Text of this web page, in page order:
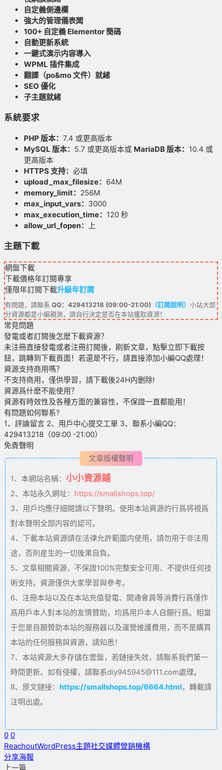
自定義側邊欄
強大的管理儀表闆
100+ 自定義 Elementor 簡碼
自動更新系統
一鍵式演示内容導入
WPML 插件集成
翻譯（po&mo 文件）就緒
SEO 優化
子主題就緒
系統要求
PHP 版本： 7.4 或更高版本
MySQL 版本： 5.7 或更高版本或 MariaDB 版本： 10.4 或
更高版本
HTTPS 支持： 必填
upload_max_filesize： 64M
memory_limit： 256M
max_input_vars： 3000
max_execution_time： 120 秒
allow_url_fopen：
上
主題下載
網盤下載
下載價格年訂閱專享
僅限年訂閱下載升級年訂閱
有問題，請聯系 QQ：429413218 (09:00-21:00) （訂閱說明） 小站大部
分資源都是小編親測，請自行決定是否在本站獲取資源！
常見問題
發電或者訂閱後怎麽下載資源？
未注冊直接發電或者注冊訂閱後，刷新文章，點擊立即下載按
鈕，跳轉到下載頁面！若還是不行，請直接添加小編QQ處理！
資源支持商用嗎？
不支持商用，僅供學習，請下載後24H内删除!
資源爲什麽不能使用？
資源有時效性及各種方面的兼容性，不保證一直都能用！
有問題如何聯系?
1、評論留言 2、用戶中心提交工單 3、聯系小編QQ：
429413218（09:00 -21:00）
免責聲明
文章版權聲明
1、本網站名稱： 小小資源鋪
2、本站永久網址： https://smallshops.top/
3、用戶均應仔細閱讀以下聲明。使用本站資源的行爲将視爲
對本聲明全部内容的認可。
4、下載本站資源請在法律允許範圍内使用，請勿用于非法用
途，否則産生的一切後果自負。
5、文章相關資源，不保證100%完整安全可用、不提供任何技
術支持。資源僅供大家學習與參考。
6、注冊本站以及在本站充值發電、開通會員等消費行爲僅作
爲用戶本人對本站的友情贊助，均爲用戶本人自願行爲。相當
于您是自願贊助本站的服務器以及運營維護費用，而不是購買
本站的任何服務與資源，請知悉！
7、本站資源大多存儲在雲盤，若鏈接失效，請聯系我們第一
時間更新。如有侵權，請聯系diy945945@111.com處理。
8、原文鏈接： https://smallshops.top/6664.html，轉載請
注明出處。
0 0
ReachoutWordPress主題社交媒體營銷機構
分享海報
上一篇